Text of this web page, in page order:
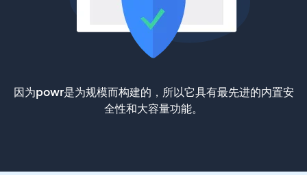
因为powr是为规模而构建的，所以它具有最先进的内置安
全性和大容量功能。